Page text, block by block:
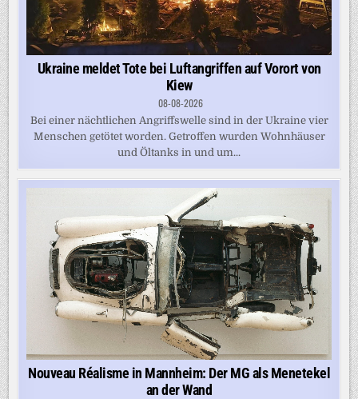
Ukraine meldet Tote bei Luftangriffen auf Vorort von
Kiew
08-08-2026
Bei einer nächtlichen Angriffswelle sind in der Ukraine vier
Menschen getötet worden. Getroffen wurden Wohnhäuser
und Öltanks in und um...
Nouveau Réalisme in Mannheim: Der MG als Menetekel
an der Wand